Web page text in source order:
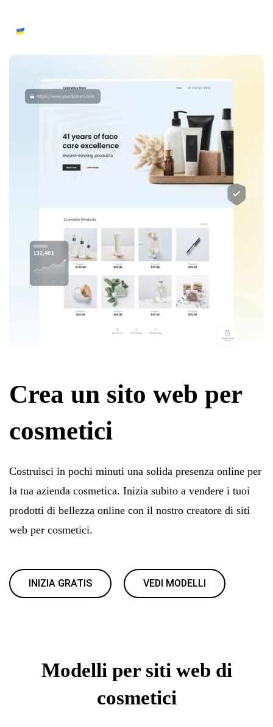
Crea un sito web per
cosmetici
Costruisci in pochi minuti una solida presenza online per
la tua azienda cosmetica. Inizia subito a vendere i tuoi
prodotti di bellezza online con il nostro creatore di siti
web per cosmetici.
INIZIA GRATIS VEDI MODELLI
Modelli per siti web di
cosmetici